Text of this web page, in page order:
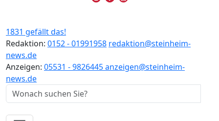
1831 gefällt das!
Redaktion: 0152 - 01991958 redaktion@steinheim-
news.de
Anzeigen: 05531 - 9826445anzeigen@steinheim-
news.de